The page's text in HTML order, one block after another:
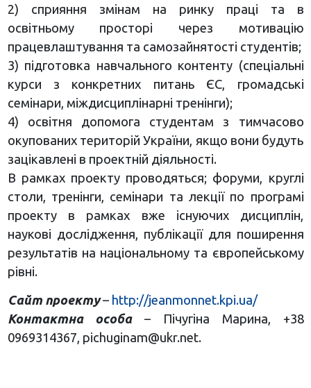
2) сприяння змінам на ринку праці та в
освітньому просторі через мотивацію
працевлаштування та самозайнятості студентів;
3) підготовка навчального контенту (спеціальні
курси з конкретних питань ЄС, громадські
семінари, міждисциплінарні тренінги);
4) освітня допомога студентам з тимчасово
окупованих територій України, якщо вони будуть
зацікавлені в проектній діяльності.
В рамках проекту проводяться; форуми, круглі
столи, тренінги, семінари та лекції по програмі
проекту в рамках вже існуючих дисциплін,
наукові дослідження, публікації для поширення
результатів на національному та європейському
рівні.
Сайт проекту– http://jeanmonnet.kpi.ua/
Контактна особа– Пічугіна Марина, +38
0969314367, pichuginam@ukr.net.